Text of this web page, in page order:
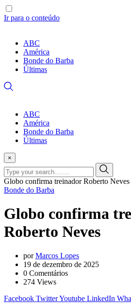
Ir para o conteúdo
ABC
América
Bonde do Barba
Últimas
ABC
América
Bonde do Barba
Últimas
×
Globo confirma treinador Roberto Neves
Bonde do Barba
Globo confirma
Roberto Neves
porMarcos Lopes
19 de dezembro de 2025
0 Comentários
274 Views
Facebook TwitterYoutube LinkedIn